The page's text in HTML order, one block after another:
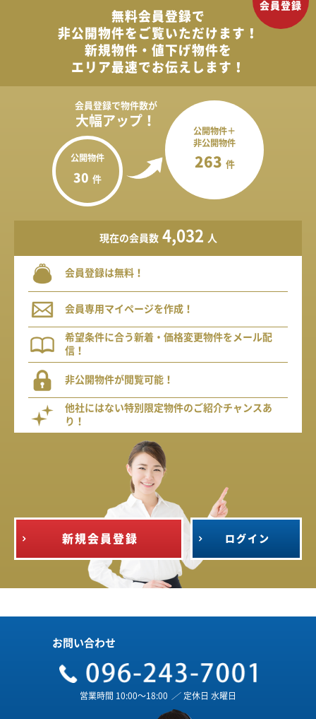
無料会員登録で
非公開物件を ご覧いただけます！
新規物件・値下げ物件を
エリア最速でお伝えします！
会員登録で物件数が
大幅アップ！
公開物件
30 件
公開物件＋
非公開物件
263 件
現在の会員数 4,032 人
会員登録は無料！
会員専用マイページを作成！
希望条件に合う新着・価格変更物件をメール配
信！
非公開物件が閲覧可能！
他社にはない特別限定物件のご紹介チャンスあ
り！
新規会員登録 ログイン
お問い合わせ
営業時間 10:00～18:00 ／ 定休日 水曜日